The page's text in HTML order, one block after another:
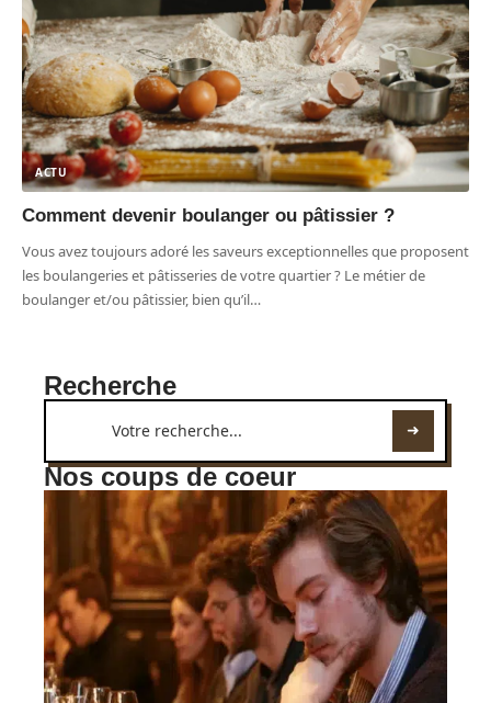
ACTU
Comment devenir boulanger ou pâtissier ?
Vous avez toujours adoré les saveurs exceptionnelles que proposent
les boulangeries et pâtisseries de votre quartier ? Le métier de
boulanger et/ou pâtissier, bien qu’il…
Recherche
Nos coups de coeur